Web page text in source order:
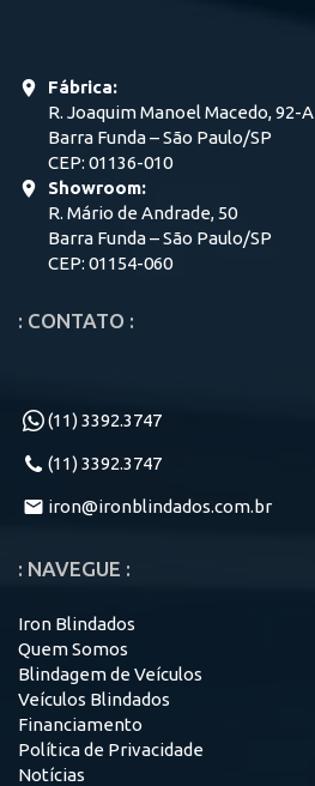
Fábrica:
R. Joaquim Manoel Macedo, 92-A
Barra Funda – São Paulo/SP
CEP: 01136-010
Showroom:
R. Mário de Andrade, 50
Barra Funda – São Paulo/SP
CEP: 01154-060
: CONTATO :
(11) 3392.3747
(11) 3392.3747
iron@ironblindados.com.br
: NAVEGUE :
Iron Blindados
Quem Somos
Blindagem de Veículos
Veículos Blindados
Financiamento
Política de Privacidade
Notícias